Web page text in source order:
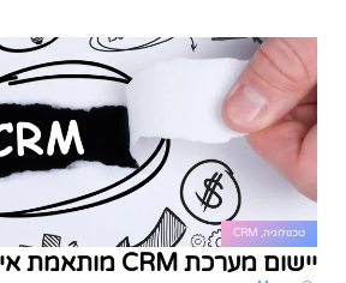
טכנולוגיה,
CRM
יישום מערכת CRM מותאמת אישית